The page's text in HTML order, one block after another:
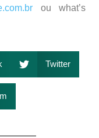
ou what’s
Twitter